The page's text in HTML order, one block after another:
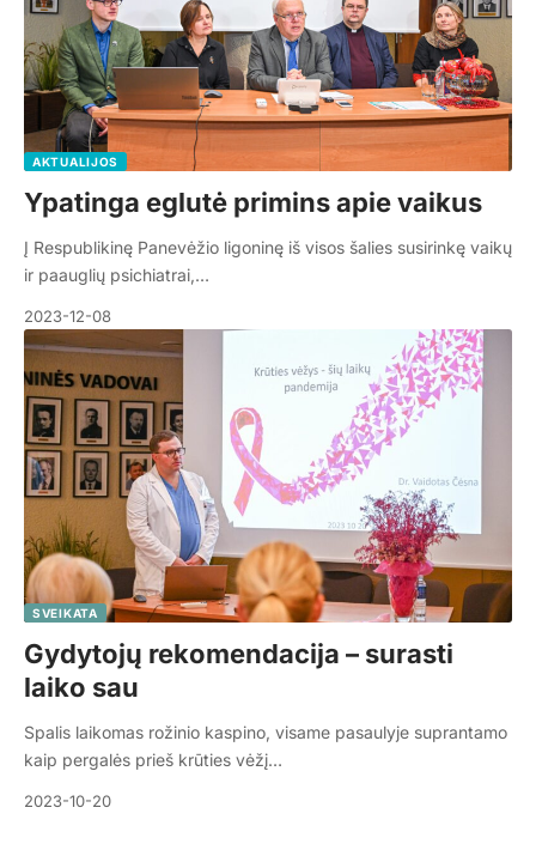
AKTUALIJOS
Ypatinga eglutė primins apie vaikus
Į Respublikinę Panevėžio ligoninę iš visos šalies susirinkę vaikų
ir paauglių psichiatrai,…
2023-12-08
SVEIKATA
Gydytojų rekomendacija – surasti
laiko sau
Spalis laikomas rožinio kaspino, visame pasaulyje suprantamo
kaip pergalės prieš krūties vėžį…
2023-10-20